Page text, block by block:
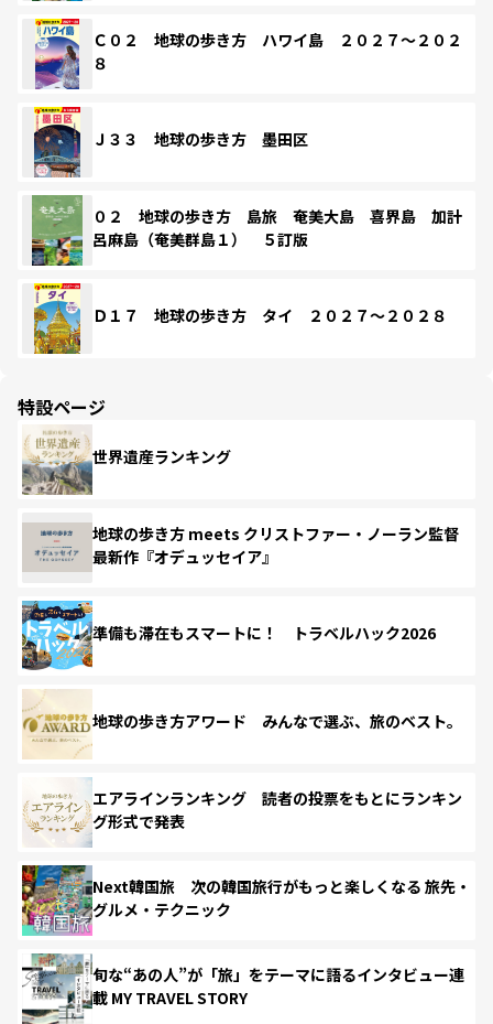
Ｃ０２ 地球の歩き方 ハワイ島 ２０２７～２０２
８
Ｊ３３ 地球の歩き方 墨田区
０２ 地球の歩き方 島旅 奄美大島 喜界島 加計
呂麻島（奄美群島１） ５訂版
Ｄ１７ 地球の歩き方 タイ ２０２７～２０２８
特設ページ
世界遺産ランキング
地球の歩き方 meets クリストファー・ノーラン監督
最新作『オデュッセイア』
準備も滞在もスマートに！ トラベルハック2026
地球の歩き方アワード みんなで選ぶ、旅のベスト。
エアラインランキング 読者の投票をもとにランキン
グ形式で発表
Next韓国旅 次の韓国旅行がもっと楽しくなる 旅先・
グルメ・テクニック
旬な“あの人”が「旅」をテーマに語るインタビュー連
載 MY TRAVEL STORY